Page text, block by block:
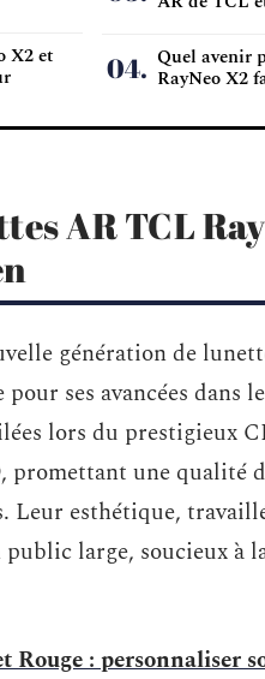
X2 et
Quel avenir
RayNeo X2
AR TCL
génération de
ses avancées dans
lors du prestigieux
une qualité
Leur esthétique,
large, soucieux à
Rouge : personnaliser